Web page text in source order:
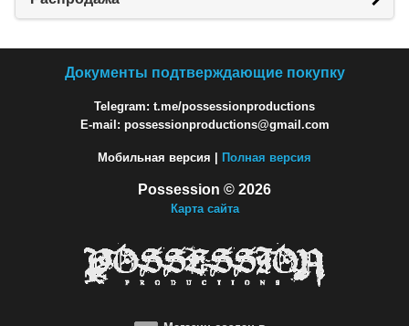
Документы подтверждающие покупку
Telegram: t.me/possessionproductions
E-mail: possessionproductions@gmail.com
Мобильная версия | Полная версия
Possession © 2026
Карта сайта